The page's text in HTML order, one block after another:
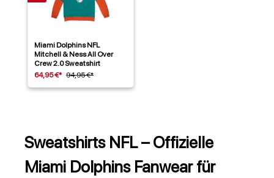
Miami Dolphins NFL
Mitchell & Ness All Over
Crew 2.0 Sweatshirt
64,95 €* 94,95 €*
Sweatshirts NFL – Offizielle
Miami Dolphins Fanwear für